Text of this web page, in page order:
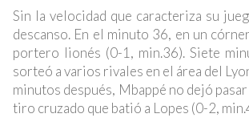
Sin la velocidad que caracteriza su
descanso. En el minuto 36, en un
portero lionés (0-1, min.36). Siete
sorteó a varios rivales en el área del
minutos después, Mbappé no dejó
tiro cruzado que batió a Lopes (0-2,